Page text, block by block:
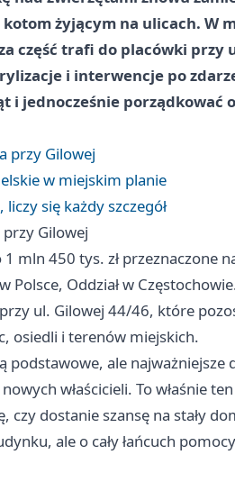
żyjącym na ulicach. W
część trafi do placówki przy
i interwencje po
i jednocześnie porządkować
przy Gilowej
w miejskim planie
się każdy szczegół
Gilowej
mln 450 tys. zł przeznaczone
Oddział w
ul. Gilowej 44/46, które
osiedli i terenów miejskich.
ale najważniejsze
właścicieli. To właśnie
czy dostanie szansę na stały
ale o cały łańcuch